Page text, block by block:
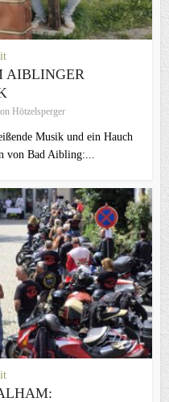
AIBLINGER
Hötzelsperger
Musik und ein Hauch
von Bad Aibling:...